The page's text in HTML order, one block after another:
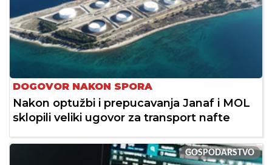
DOGOVOR NAKON SPORA
Nakon optužbi i prepucavanja Janaf i MOL
sklopili veliki ugovor za transport nafte
GOSPODARSTVO